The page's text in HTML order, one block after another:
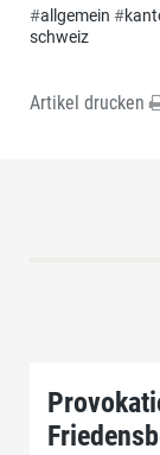
#allgemein #
schweiz
Artikel drucken